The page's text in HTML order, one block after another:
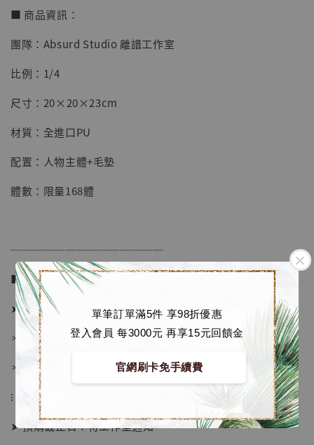
單筆訂單滿5件 享98折優惠
登入會員 每3000元 再享15元回饋金
官網刷卡免手續費
明紀念款 [奇蹟工作室]
NT$ 5,580
■ 商品資訊：
團隊：Absurd Studio 離譜工作室
比例：1/4
尺寸：20×20×23cm
材質：全進口PU
配置：人物主體+毛墊
體數：限量168體
──────────────
■ 販售資訊 (NT$)：
➤ 價格 6580元 (訂金3380)
＊ 國際運費另計
＊ 刷卡免手續費
⁝
➤ 預購截止日：待工作室通知